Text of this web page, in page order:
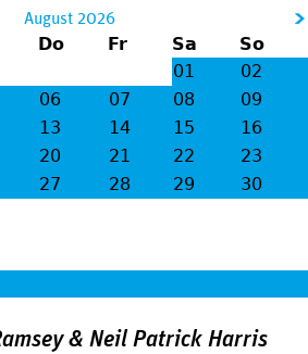
August 2026
Do Fr Sa
So
01
02
06 07 08
09
13 14 15
16
20 21 22
23
27 28 29
30
& Neil Patrick Harris